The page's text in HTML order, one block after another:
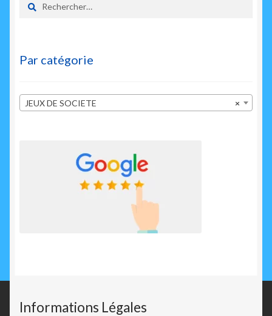
Par catégorie
×
JEUX DE SOCIETE
Informations Légales